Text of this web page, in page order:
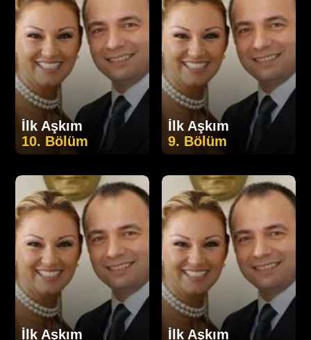
İlk Aşkım
10. Bölüm
İlk Aşkım
9. Bölüm
İlk Aşkım
İlk Aşkım